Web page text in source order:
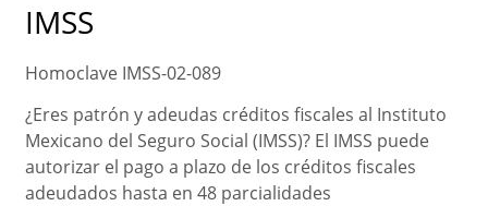
IMSS
Homoclave IMSS-02-089
¿Eres patrón y adeudas créditos fiscales al Instituto
Mexicano del Seguro Social (IMSS)? El IMSS puede
autorizar el pago a plazo de los créditos fiscales
adeudados hasta en 48 parcialidades